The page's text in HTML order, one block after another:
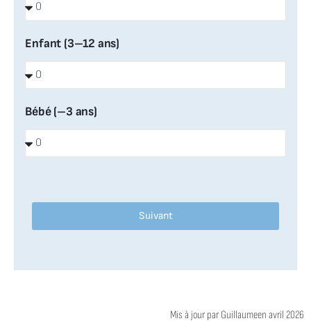
Enfant (3–12 ans)
Bébé (–3 ans)
Suivant
Mis à jour par Guillaumeen avril 2026